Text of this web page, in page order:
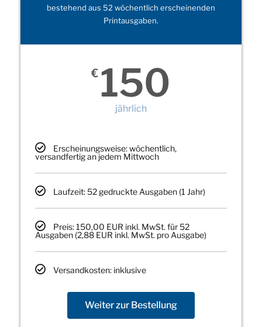
bestehend aus 52 wöchentlich erscheinenden
Printausgaben.
€ 150
jährlich
Erscheinungsweise: wöchentlich,
versandfertig an jedem Mittwoch
Laufzeit: 52 gedruckte Ausgaben (1 Jahr)
Preis: 150,00 EUR inkl. MwSt. für 52
Ausgaben (2,88 EUR inkl. MwSt. pro Ausgabe)
Versandkosten: inklusive
Weiter zur Bestellung